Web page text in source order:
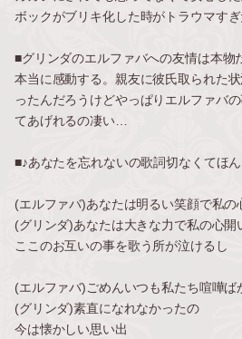
ボックがブリキ化した時がトラウマす
■グリンダのエルファバへの友情は本物
本当に感動する。親友に彼氏取られた
ったんだろうけどやっぱりエルファバ
てあげれるの凄い…
■♪あなたを忘れないの歌詞切なくてほ
(エルファバ)あなたは明るい笑顔で私の
(グリンダ)あなたは大きな力で私の心開
ここのお互いの事を歌う所が泣けるし
(エルファバ)ごめんいつも私たち喧嘩ば
(グリンダ)素直になれなかったの
今は懐かしい思い出